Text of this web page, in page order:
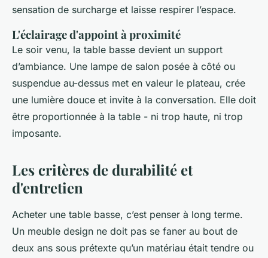
sensation de surcharge et laisse respirer l’espace.
L'éclairage d'appoint à proximité
Le soir venu, la table basse devient un support
d’ambiance. Une lampe de salon posée à côté ou
suspendue au-dessus met en valeur le plateau, crée
une lumière douce et invite à la conversation. Elle doit
être proportionnée à la table - ni trop haute, ni trop
imposante.
Les critères de durabilité et
d'entretien
Acheter une table basse, c’est penser à long terme.
Un meuble design ne doit pas se faner au bout de
deux ans sous prétexte qu’un matériau était tendre ou